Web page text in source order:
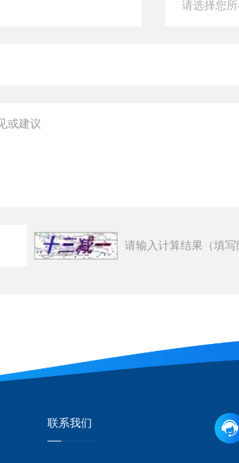
请输入计算结果（填
联系我们